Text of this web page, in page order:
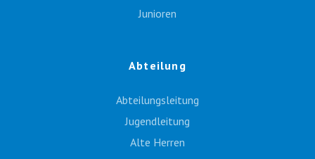
Junioren
Abteilung
Abteilungsleitung
Jugendleitung
Alte Herren